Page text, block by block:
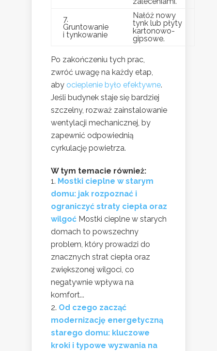
7.
Gruntowanie
i tynkowanie
Nałóż nowy
tynk lub płyty
kartonowo-
gipsowe.
Po zakończeniu tych prac,
zwróć uwagę na każdy etap,
aby ocieplenie było efektywne.
Jeśli budynek staje się bardziej
szczelny, rozważ zainstalowanie
wentylacji mechanicznej, by
zapewnić odpowiednią
cyrkulację powietrza.
W tym temacie również:
Mostki cieplne w starym
domu: jak rozpoznać i
ograniczyć straty ciepła oraz
wilgoć Mostki cieplne w starych
domach to powszechny
problem, który prowadzi do
znacznych strat ciepła oraz
zwiększonej wilgoci, co
negatywnie wpływa na
komfort...
Od czego zacząć
modernizację energetyczną
starego domu: kluczowe
kroki i typowe wyzwania na